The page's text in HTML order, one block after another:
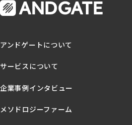
アンドゲートについて
サービスについて
企業事例インタビュー
メソドロジーファーム